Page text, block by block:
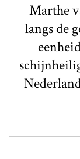
Marthe
langs de